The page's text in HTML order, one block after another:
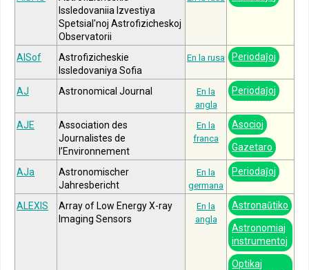
Issledovaniia Izvestiya
Spetsial'noj Astrofizicheskoj
Observatorii
AISof
Astrofizicheskie
Issledovaniya Sofia
En la rusa Periodaĵoj
AJ Astronomical Journal
En la
angla
Periodaĵoj
AJE
Association des
Journalistes de
l’Environnement
En la
franca
Asocioj
Gazetaro
AJa
Astronomischer
Jahresbericht
En la
germana
Periodaĵoj
ALEXIS
Array of Low Energy X-ray
Imaging Sensors
En la
angla
Astronaŭtiko
Astronomiaj
instrumentoj
Optikaj